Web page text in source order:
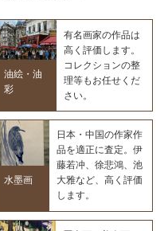
油絵・油
彩
有名画家の作品は
高く評価します。
コレクションの整
理等もお任せくだ
さい。
水墨画
日本・中国の作家作
品を適正に査定。伊
藤若冲、徐悲鴻、池
大雅など、高く評価
します。